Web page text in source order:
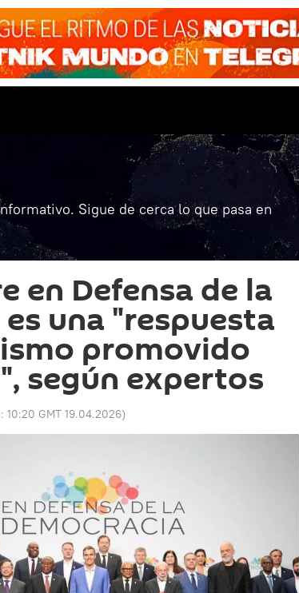
Sigue de cerca lo que pasa en
en Defensa de la
una "respuesta
promovido
según expertos
10:20 GMT 19.04.2026)